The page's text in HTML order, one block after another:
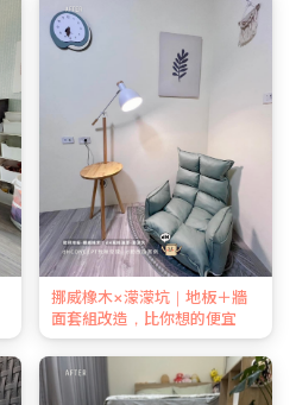
挪威橡木×濛濛坑｜地板＋牆
面套組改造，比你想的便宜